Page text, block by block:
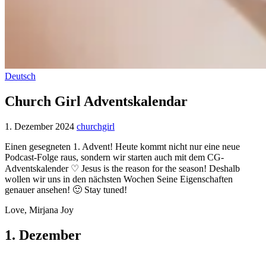
Deutsch
Church Girl Adventskalendar
1. Dezember 2024 churchgirl
Einen gesegneten 1. Advent! Heute kommt nicht nur eine neue
Podcast-Folge raus, sondern wir starten auch mit dem CG-
Adventskalender ♡ Jesus is the reason for the season! Deshalb
wollen wir uns in den nächsten Wochen Seine Eigenschaften
genauer ansehen! 🙂 Stay tuned!
Love, Mirjana Joy
1. Dezember